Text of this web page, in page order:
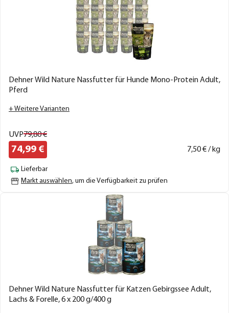
Dehner Wild Nature Nassfutter für Hunde Mono-Protein Adult,
Pferd
+ Weitere Varianten
UVP79,80€
74,99 € 7,50€ / kg
Lieferbar
Markt auswählen, um die Verfügbarkeit zu prüfen
Dehner Wild Nature Nassfutter für Katzen Gebirgssee Adult,
Lachs & Forelle, 6 x 200 g/400 g